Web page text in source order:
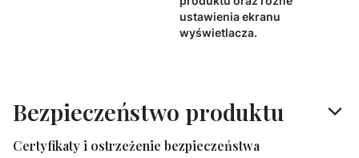
ustawienia ekranu
wyświetlacza.
Bezpieczeństwo produktu
Certyfikaty i ostrzeżenie bezpieczeństwa